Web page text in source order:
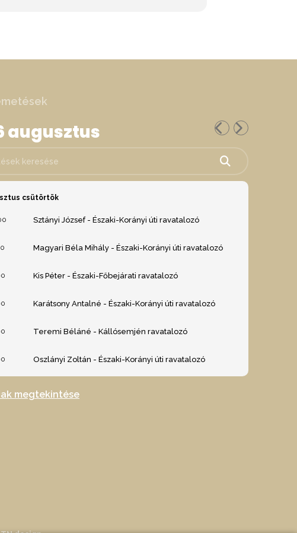
augusztus
csütörtök
Sztányi József - Északi-Korányi úti ravatalozó
Magyari Béla Mihály - Északi-Korányi úti ravatalozó
Kis Péter - Északi-Főbejárati ravatalozó
Karátsony Antalné - Északi-Korányi úti ravatalozó
Teremi Béláné - Kállósemjén ravatalozó
Oszlányi Zoltán - Északi-Korányi úti ravatalozó
megtekintése